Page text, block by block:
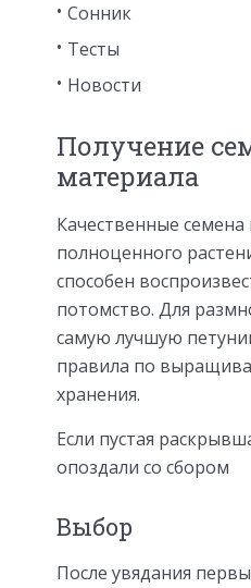
Сонник
Тесты
Новости
Получение
материала
Качественные
полноценного
способен
потомство. Для
самую лучшую
правила по
хранения.
Если пустая
опоздали со сбором
Выбор
После увядания